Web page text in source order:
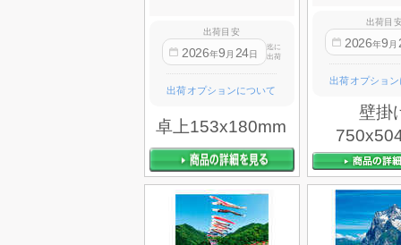
出荷目安
2026年9 月 24日
迄に
出荷
出荷オプションについて
卓上153x180mm
出荷目
2026年9 月
出荷オプショ
壁掛